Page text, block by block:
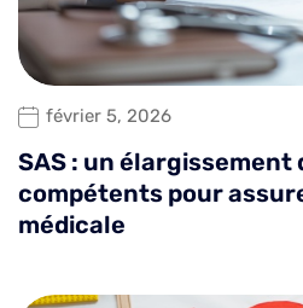
février 5, 2026
SAS : un
compétents pour
médicale